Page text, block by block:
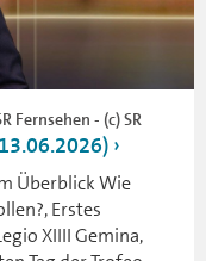
Fernsehen - (c) SR
Überblick Wie
Erstes
XIIII Gemina,